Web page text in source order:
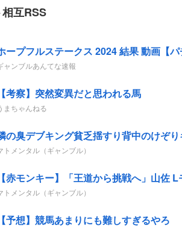
互RSS
ープフルステークス 2024 結果 動画【パ
ャンブルあんてな速報
【考察】突然変異だと思われる馬
まちゃんねる
の臭デブキング貧乏揺すり背中のけぞ
トメンタル（ギャンブル）
【赤モンキー】「王道から挑戦へ」山佐
トメンタル（ギャンブル）
【予想】競馬あまりにも難しすぎるやろ